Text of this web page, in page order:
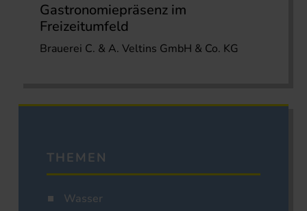
Gastronomiepräsenz im
Freizeitumfeld
Brauerei C. & A. Veltins GmbH & Co. KG
THEMEN
Wasser